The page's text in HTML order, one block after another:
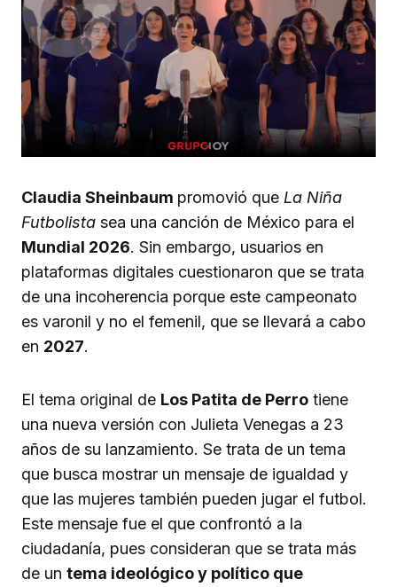
Claudia Sheinbaum promovió que La Niña
Futbolista sea una canción de México para el
Mundial 2026. Sin embargo, usuarios en
plataformas digitales cuestionaron que se trata
de una incoherencia porque este campeonato
es varonil y no el femenil, que se llevará a cabo
en 2027.
El tema original de Los Patita de Perro tiene
una nueva versión con Julieta Venegas a 23
años de su lanzamiento. Se trata de un tema
que busca mostrar un mensaje de igualdad y
que las mujeres también pueden jugar el futbol.
Este mensaje fue el que confrontó a la
ciudadanía, pues consideran que se trata más
de un tema ideológico y político que